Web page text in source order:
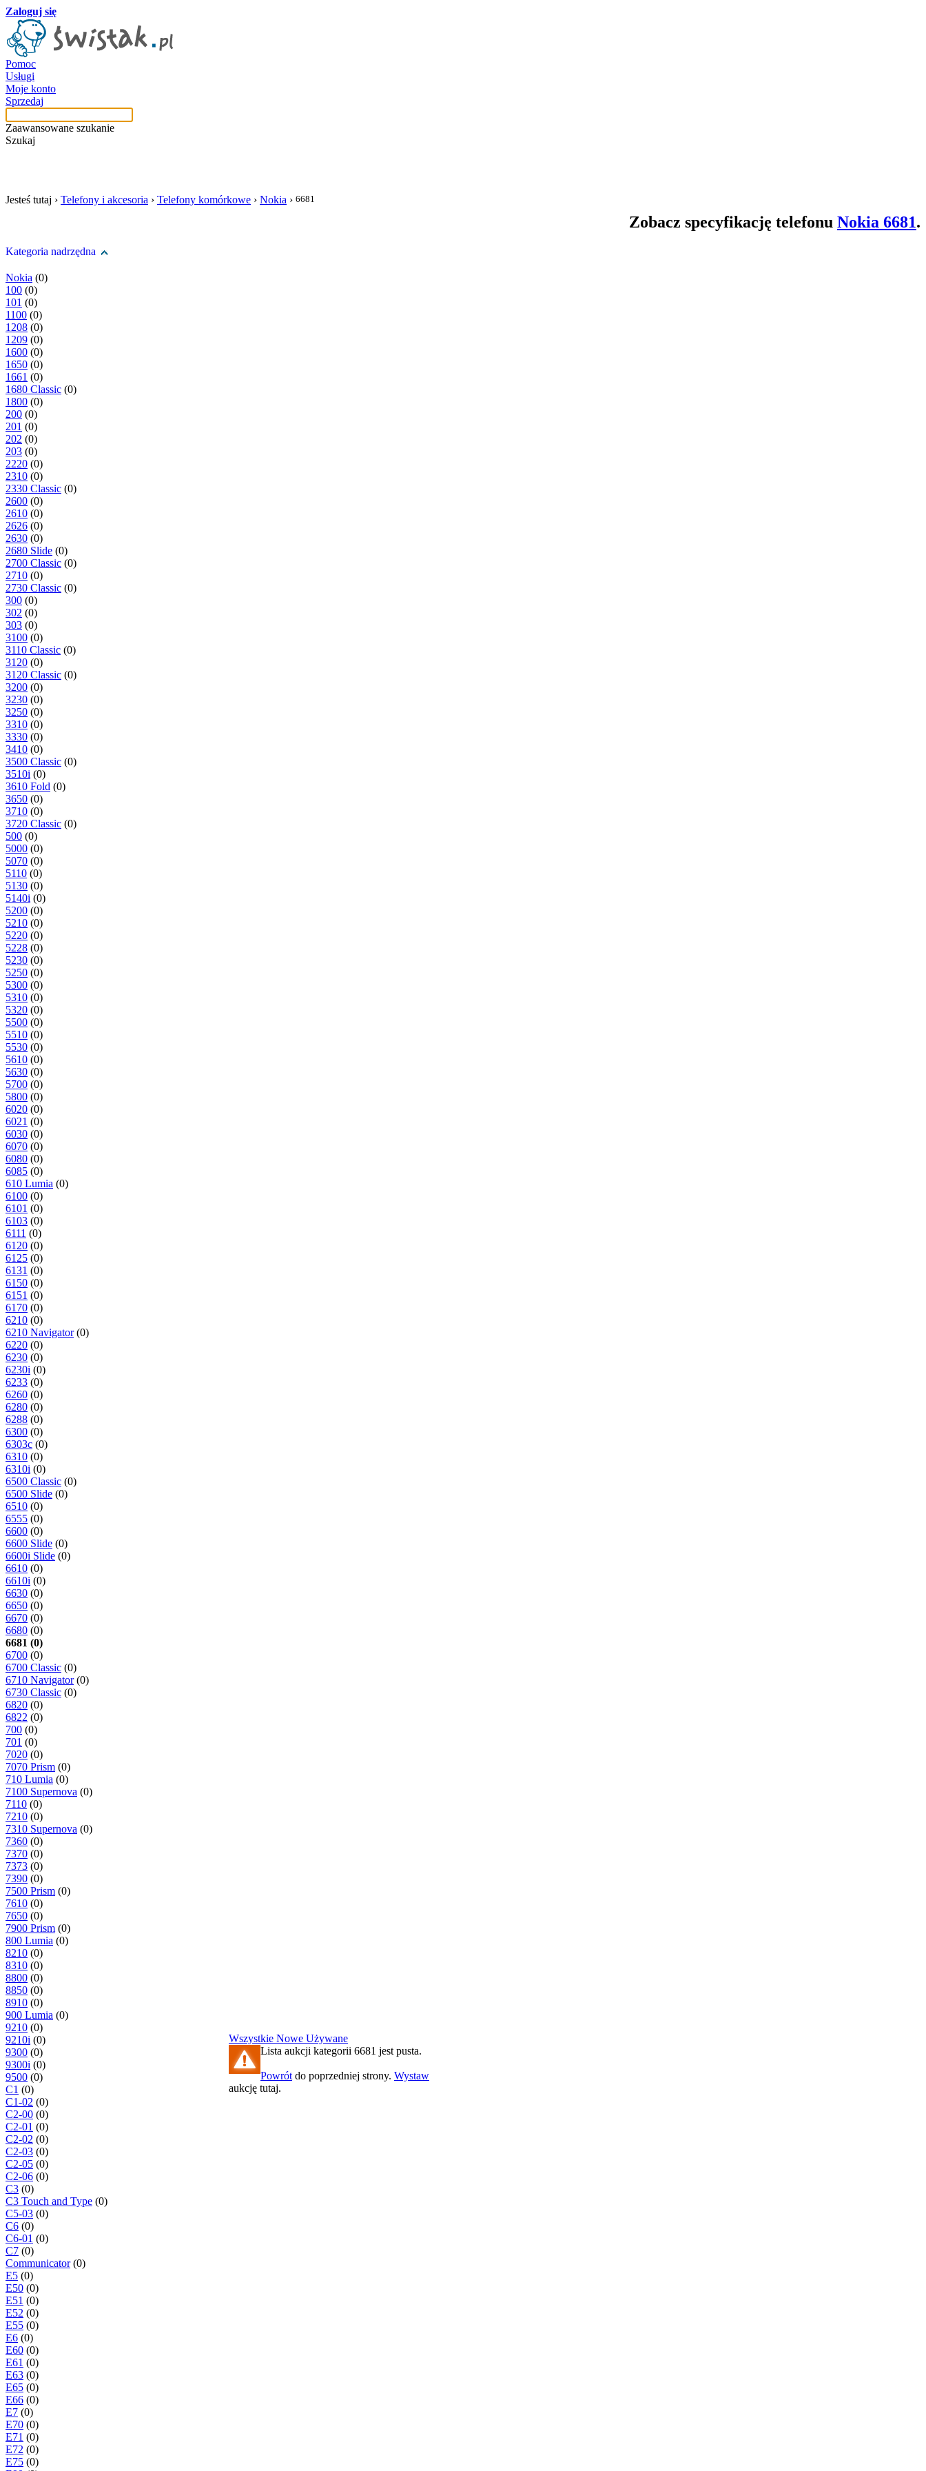
Zaloguj się
Pomoc
Usługi
Moje konto
Sprzedaj
Zaawansowane szukanie
Szukaj
Jesteś tutaj › Telefony i akcesoria › Telefony komórkowe › Nokia › 6681
Zobacz specyfikację telefonu Nokia 6681.
Kategoria nadrzędna
Nokia (0)
100 (0)
101 (0)
1100 (0)
1208 (0)
1209 (0)
1600 (0)
1650 (0)
1661 (0)
1680 Classic (0)
1800 (0)
200 (0)
201 (0)
202 (0)
203 (0)
2220 (0)
2310 (0)
2330 Classic (0)
2600 (0)
2610 (0)
2626 (0)
2630 (0)
2680 Slide (0)
2700 Classic (0)
2710 (0)
2730 Classic (0)
300 (0)
302 (0)
303 (0)
3100 (0)
3110 Classic (0)
3120 (0)
3120 Classic (0)
3200 (0)
3230 (0)
3250 (0)
3310 (0)
3330 (0)
3410 (0)
3500 Classic (0)
3510i (0)
3610 Fold (0)
3650 (0)
3710 (0)
3720 Classic (0)
500 (0)
5000 (0)
5070 (0)
5110 (0)
5130 (0)
5140i (0)
5200 (0)
5210 (0)
5220 (0)
5228 (0)
5230 (0)
5250 (0)
5300 (0)
5310 (0)
5320 (0)
5500 (0)
5510 (0)
5530 (0)
5610 (0)
5630 (0)
5700 (0)
5800 (0)
6020 (0)
6021 (0)
6030 (0)
6070 (0)
6080 (0)
6085 (0)
610 Lumia (0)
6100 (0)
6101 (0)
6103 (0)
6111 (0)
6120 (0)
6125 (0)
6131 (0)
6150 (0)
6151 (0)
6170 (0)
6210 (0)
6210 Navigator(0)
6220 (0)
6230 (0)
6230i (0)
6233 (0)
6260 (0)
6280 (0)
6288 (0)
6300 (0)
6303c (0)
6310 (0)
6310i (0)
6500 Classic (0)
6500 Slide (0)
6510 (0)
6555 (0)
6600 (0)
6600 Slide (0)
6600i Slide (0)
6610 (0)
6610i (0)
6630 (0)
6650 (0)
6670 (0)
6680 (0)
6681 (0)
6700 (0)
6700 Classic (0)
6710 Navigator(0)
6730 Classic (0)
6820 (0)
6822 (0)
700 (0)
701 (0)
7020 (0)
7070 Prism (0)
710 Lumia (0)
7100 Supernova (0)
7110 (0)
7210 (0)
7310 Supernova (0)
7360 (0)
7370 (0)
7373 (0)
7390 (0)
7500 Prism (0)
7610 (0)
7650 (0)
7900 Prism (0)
800 Lumia (0)
8210 (0)
8310 (0)
8800 (0)
8850 (0)
8910 (0)
900 Lumia (0)
9210 (0)
9210i (0)
9300 (0)
9300i (0)
9500 (0)
C1 (0)
C1-02 (0)
C2-00 (0)
C2-01 (0)
C2-02 (0)
C2-03 (0)
C2-05 (0)
C2-06 (0)
C3 (0)
C3 Touch and Type (0)
C5-03 (0)
C6 (0)
C6-01 (0)
C7 (0)
Communicator(0)
E5 (0)
E50 (0)
E51 (0)
E52 (0)
E55 (0)
E6 (0)
E60 (0)
E61 (0)
E63 (0)
E65 (0)
E66 (0)
E7 (0)
E70 (0)
E71 (0)
E72 (0)
E75 (0)
Wszystkie Nowe Używane
Lista aukcji kategorii 6681 jest pusta.
Powrót do poprzedniej strony. Wystaw
aukcję tutaj.